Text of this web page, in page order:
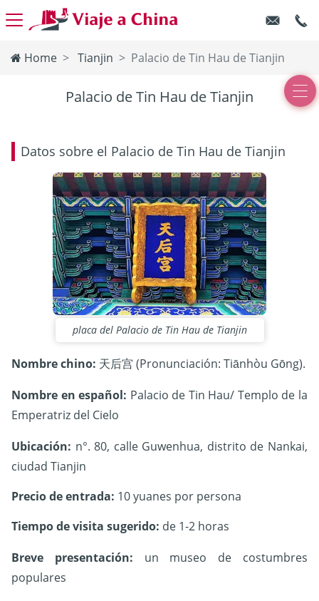
Home Tianjin Palacio de Tin Hau de Tianjin
Palacio de Tin Hau de Tianjin
Datos sobre el Palacio de Tin Hau de Tianjin
placa del Palacio de Tin Hau de Tianjin
Nombre chino: 天后宫 (Pronunciación: Tiānhòu Gōng).
Nombre en español: Palacio de Tin Hau/ Templo de la
Emperatriz del Cielo
Ubicación: n°. 80, calle Guwenhua, distrito de Nankai,
ciudad Tianjin
Precio de entrada: 10 yuanes por persona
Tiempo de visita sugerido: de 1-2 horas
Breve presentación: un museo de costumbres
populares